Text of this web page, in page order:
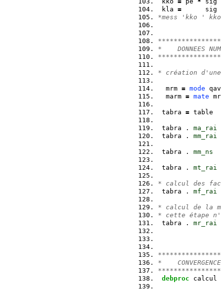
kla =
      sig
*mess 'kko '
*    DONNEES
* création
  mrm
= mode
  marm
= mate
tabra =
tabra . ma_rai
tabra . mm_rai
tabra . mm_ns
tabra . mt_rai
* calcul des
tabra . mf_rai
* calcul de la
* cette étape
tabra . mr_rai
*
debproc calcul